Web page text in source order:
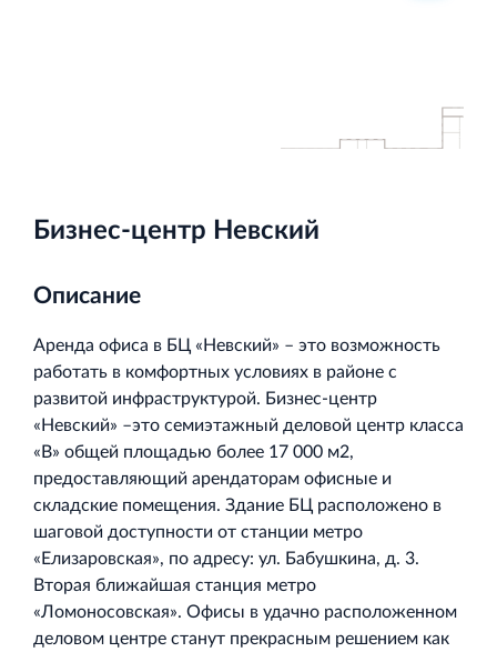
Бизнес-центр Невский
Описание
Аренда офиса в БЦ «Невский» – это возможность
работать в комфортных условиях в районе с
развитой инфраструктурой. Бизнес-центр
«Невский» –это семиэтажный деловой центр класса
«В» общей площадью более 17 000 м2,
предоставляющий арендаторам офисные и
складские помещения. Здание БЦ расположено в
шаговой доступности от станции метро
«Елизаровская», по адресу: ул. Бабушкина, д. 3.
Вторая ближайшая станция метро
«Ломоносовская». Офисы в удачно расположенном
деловом центре станут прекрасным решением как